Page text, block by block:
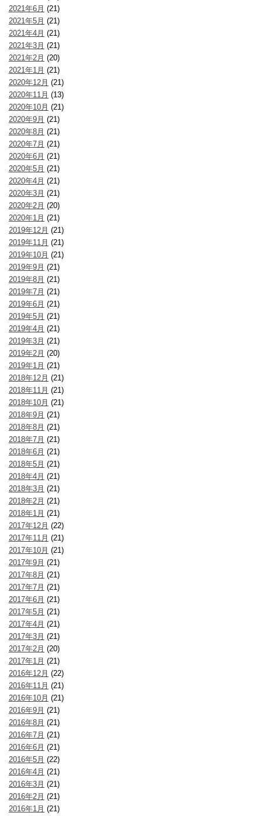
2021年6月 (21)
2021年5月 (21)
2021年4月 (21)
2021年3月 (21)
2021年2月 (20)
2021年1月 (21)
2020年12月 (21)
2020年11月 (13)
2020年10月 (21)
2020年9月 (21)
2020年8月 (21)
2020年7月 (21)
2020年6月 (21)
2020年5月 (21)
2020年4月 (21)
2020年3月 (21)
2020年2月 (20)
2020年1月 (21)
2019年12月 (21)
2019年11月 (21)
2019年10月 (21)
2019年9月 (21)
2019年8月 (21)
2019年7月 (21)
2019年6月 (21)
2019年5月 (21)
2019年4月 (21)
2019年3月 (21)
2019年2月 (20)
2019年1月 (21)
2018年12月 (21)
2018年11月 (21)
2018年10月 (21)
2018年9月 (21)
2018年8月 (21)
2018年7月 (21)
2018年6月 (21)
2018年5月 (21)
2018年4月 (21)
2018年3月 (21)
2018年2月 (21)
2018年1月 (21)
2017年12月 (22)
2017年11月 (21)
2017年10月 (21)
2017年9月 (21)
2017年8月 (21)
2017年7月 (21)
2017年6月 (21)
2017年5月 (21)
2017年4月 (21)
2017年3月 (21)
2017年2月 (20)
2017年1月 (21)
2016年12月 (22)
2016年11月 (21)
2016年10月 (21)
2016年9月 (21)
2016年8月 (21)
2016年7月 (21)
2016年6月 (21)
2016年5月 (22)
2016年4月 (21)
2016年3月 (21)
2016年2月 (21)
2016年1月 (21)